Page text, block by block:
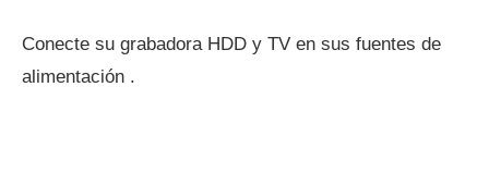
Conecte su grabadora HDD y TV en sus fuentes de
alimentación .